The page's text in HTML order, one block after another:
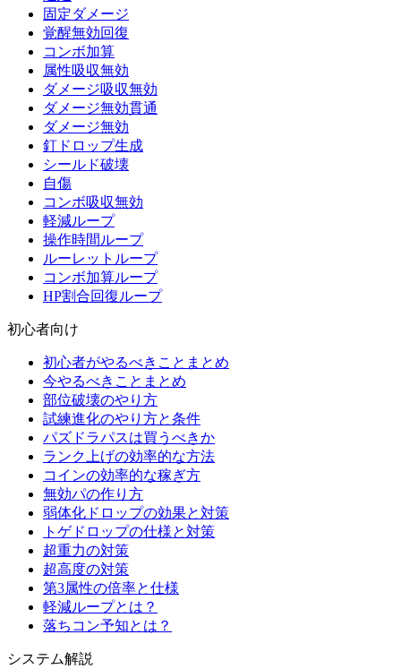
固定ダメージ
覚醒無効回復
コンボ加算
属性吸収無効
ダメージ吸収無効
ダメージ無効貫通
ダメージ無効
釘ドロップ生成
シールド破壊
自傷
コンボ吸収無効
軽減ループ
操作時間ループ
ルーレットループ
コンボ加算ループ
HP割合回復ループ
初心者向け
初心者がやるべきことまとめ
今やるべきことまとめ
部位破壊のやり方
試練進化のやり方と条件
パズドラパスは買うべきか
ランク上げの効率的な方法
コインの効率的な稼ぎ方
無効パの作り方
弱体化ドロップの効果と対策
トゲドロップの仕様と対策
超重力の対策
超高度の対策
第3属性の倍率と仕様
軽減ループとは？
落ちコン予知とは？
システム解説